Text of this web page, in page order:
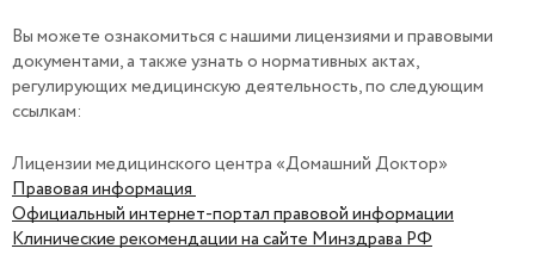
Вы можете ознакомиться с нашими лицензиями и правовыми
документами, а также узнать о нормативных актах,
регулирующих медицинскую деятельность, по следующим
ссылкам:
Лицензии медицинского центра «Домашний Доктор»
Правовая информация
Официальный интернет-портал правовой информации
Клинические рекомендации на сайте Минздрава РФ